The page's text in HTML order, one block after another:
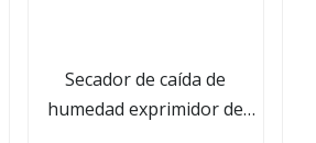
Secador de caída de
humedad exprimidor de